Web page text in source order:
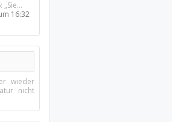
16:32
wieder
nicht